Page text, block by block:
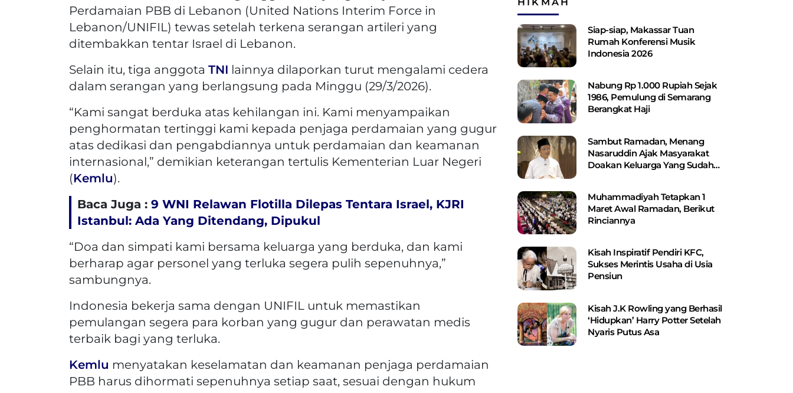
Perdamaian PBB di Lebanon (United Nations Interim Force in
Lebanon/UNIFIL) tewas setelah terkena serangan artileri yang
ditembakkan tentar Israel di Lebanon.
Selain itu, tiga anggota TNI lainnya dilaporkan turut mengalami cedera
dalam serangan yang berlangsung pada Minggu (29/3/2026).
“Kami sangat berduka atas kehilangan ini. Kami menyampaikan
penghormatan tertinggi kami kepada penjaga perdamaian yang gugur
atas dedikasi dan pengabdiannya untuk perdamaian dan keamanan
internasional,” demikian keterangan tertulis Kementerian Luar Negeri
(Kemlu).
Baca Juga : 9 WNI Relawan Flotilla Dilepas Tentara Israel, KJRI
Istanbul: Ada Yang Ditendang, Dipukul
“Doa dan simpati kami bersama keluarga yang berduka, dan kami
berharap agar personel yang terluka segera pulih sepenuhnya,”
sambungnya.
Indonesia bekerja sama dengan UNIFIL untuk memastikan
pemulangan segera para korban yang gugur dan perawatan medis
terbaik bagi yang terluka.
Kemlu menyatakan keselamatan dan keamanan penjaga perdamaian
PBB harus dihormati sepenuhnya setiap saat, sesuai dengan hukum
Siap-siap, Makassar Tuan
Rumah Konferensi Musik
Indonesia 2026
Nabung Rp 1.000 Rupiah Sejak
1986, Pemulung di Semarang
Berangkat Haji
Sambut Ramadan, Menang
Nasaruddin Ajak Masyarakat
Doakan Keluarga Yang Sudah
Muhammadiyah Tetapkan 1
Maret Awal Ramadan, Berikut
Rinciannya
Kisah Inspiratif Pendiri KFC,
Sukses Merintis Usaha di Usia
Pensiun
Kisah J.K Rowling yang Berhasil
‘Hidupkan’ Harry Potter Setelah
Nyaris Putus Asa